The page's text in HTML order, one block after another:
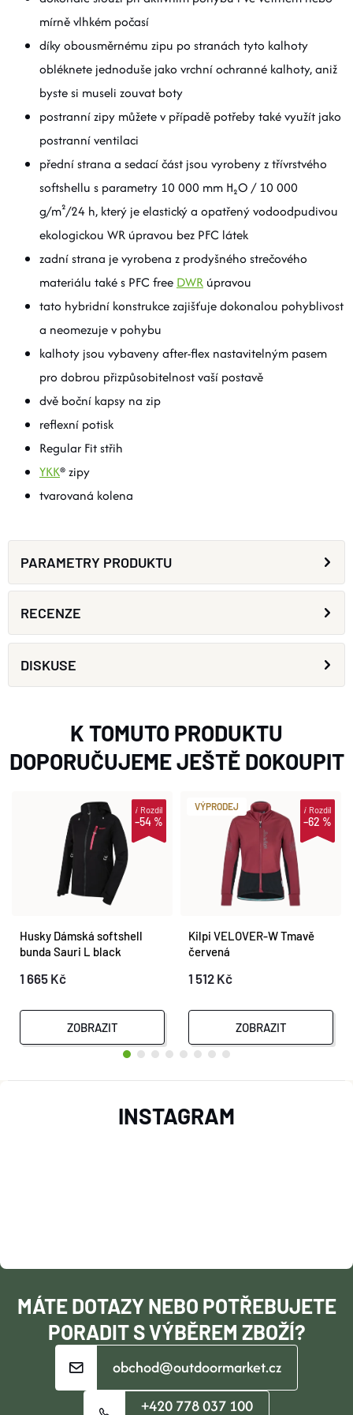
mírně vlhkém počasí
díky obousměrnému zipu po stranách tyto kalhoty
obléknete jednoduše jako vrchní ochranné kalhoty, aniž
byste si museli zouvat boty
postranní zipy můžete v případě potřeby také využít jako
postranní ventilaci
přední strana a sedací část jsou vyrobeny z třívrstvého
softshellu s parametry 10 000 mm H₂O / 10 000
g/m²/24 h, který je elastický a opatřený vodoodpudivou
ekologickou WR úpravou bez PFC látek
zadní strana je vyrobena z prodyšného strečového
materiálu také s PFC free DWR úpravou
tato hybridní konstrukce zajišťuje dokonalou pohyblivost
a neomezuje v pohybu
kalhoty jsou vybaveny after-flex nastavitelným pasem
pro dobrou přizpůsobitelnost vaší postavě
dvě boční kapsy na zip
reflexní potisk
Regular Fit střih
YKK® zipy
tvarovaná kolena
PARAMETRY PRODUKTU
RECENZE
DISKUSE
K TOMUTO PRODUKTU
DOPORUČUJEME JEŠTĚ DOKOUPIT
–54 %
iRozdíl
Husky Dámská softshell
bunda Sauri L black
1 665 Kč
ZOBRAZIT
VÝPRODEJ
–62 %
iRozdíl
Kilpi VELOVER-W Tmavě
červená
1 512 Kč
ZOBRAZIT
T
MÁTE DOTAZY NEBO POTŘEBUJETE
PORADIT S VÝBĚREM ZBOŽÍ?
obchod@outdoormarket.cz
+420 778 037 100
INSTAGRAM